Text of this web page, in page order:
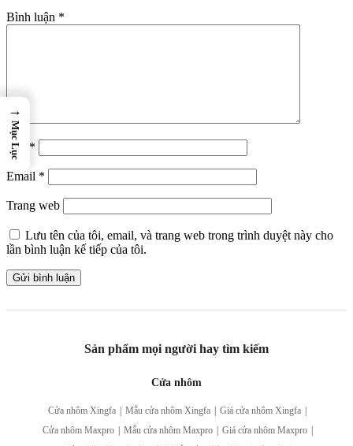
Bình luận *
Tên *
Email *
Trang web
Lưu tên của tôi, email, và trang web trong trình duyệt này cho
lần bình luận kế tiếp của tôi.
Sản phẩm mọi người hay tìm kiếm
Cửa nhôm
Cửa nhôm Xingfa Mẫu cửa nhôm Xingfa Giá cửa nhôm Xingfa
Cửa nhôm Maxpro
Mẫu cửa nhôm Maxpro Giá cửa nhôm Maxpro
→
Mục Lục